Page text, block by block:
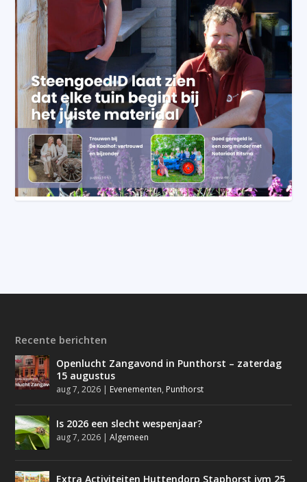
Recente berichten
Openlucht Zangavond in Punthorst – zaterdag
15 augustus
aug 7, 2026 | Evenementen, Punthorst
Is 2026 een slecht wespenjaar?
aug 7, 2026 |Algemeen
Extra Activiteiten Huttendorp Staphorst ivm 25